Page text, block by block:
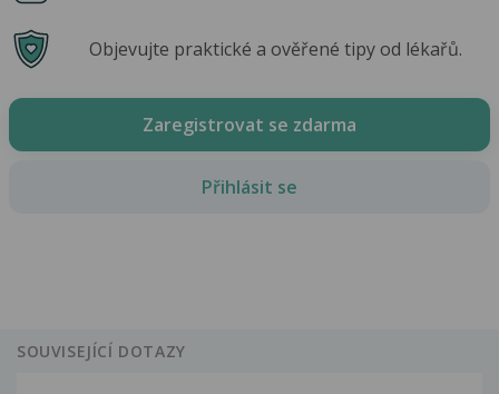
Objevujte praktické a ověřené tipy od lékařů.
Zaregistrovat se zdarma
Přihlásit se
SOUVISEJÍCÍ DOTAZY